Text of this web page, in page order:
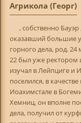
Агрикола (Георг)
, собственно
оказавший большие
горного дела, род. 24
22 был уже ректором
изучал в Лейпциге и
поселился, в
Иоахимстале в
Хемниц, он вполне
дела, получил от